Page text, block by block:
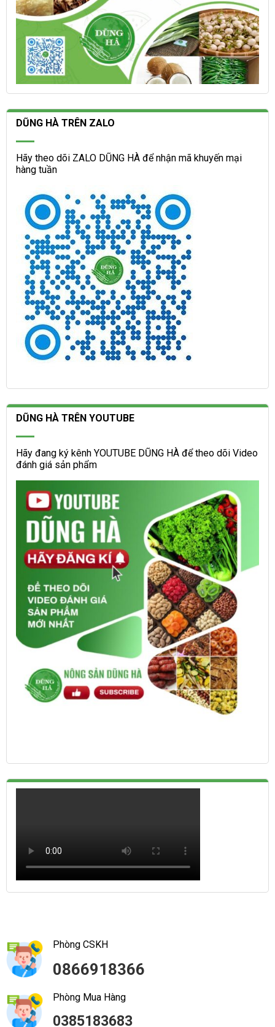
DŨNG HÀ TRÊN ZALO
Hãy theo dõi ZALO DŨNG HÀ để nhận mã khuyến mại
hàng tuần
DŨNG HÀ TRÊN YOUTUBE
Hãy đang ký kênh YOUTUBE DŨNG HÀ để theo dõi Video
đánh giá sản phẩm
Phòng CSKH
0866918366
Phòng Mua Hàng
0385183683